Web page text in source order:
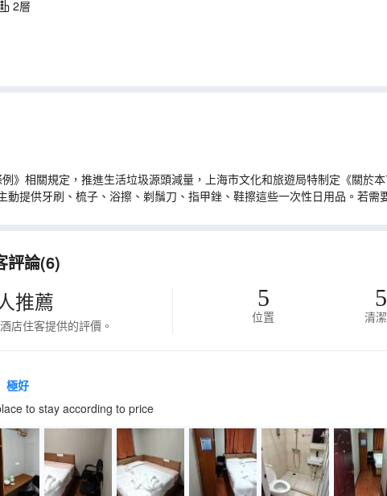
2層
》相關規定，推進生活垃圾源頭減量，上海市文化和旅遊局特制定《關於
動提供牙刷、梳子、浴擦、剃鬚刀、指甲銼、鞋擦這些一次性日用品。若需
評論(6)
推薦
店住客提供的評價。
5
位置
5
清
極好
to stay according to price